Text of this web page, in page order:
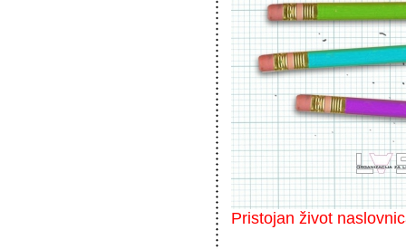
Pristojan život